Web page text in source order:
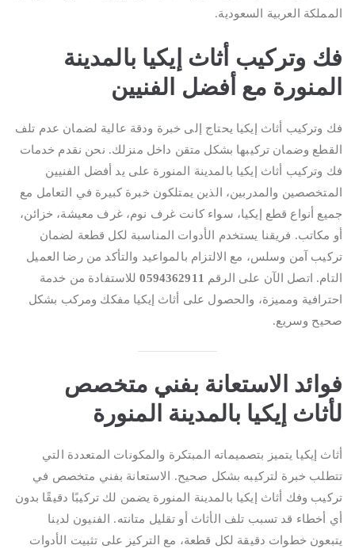
المملكة العربية السعودية.
فك وتركيب أثاث إيكيا بالمدينة
المنورة مع أفضل الفنيين
فك وتركيب أثاث إيكيا يحتاج إلى خبرة ودقة عالية لضمان عدم تلف
القطع وضمان تركيبها بشكل متقن داخل منزلك. نحن نقدم خدمات
فك وتركيب أثاث إيكيا بالمدينة المنورة على يد أفضل الفنيين
المتخصصين والمدربين، الذين يمتلكون خبرة كبيرة في التعامل مع
جميع أنواع قطع إيكيا، سواء كانت غرف نوم، غرف معيشة، خزائن،
أو مكاتب. فريقنا يستخدم الأدوات المناسبة لكل قطعة لضمان
تركيب آمن وسلس، مع الالتزام بالمواعيد والتأكد من رضا العميل
التام. اتصل الآن على الرقم 0594362911للاستفادة من خدمة
احترافية ومميزة، والحصول على أثاث إيكيا مفكك ومركب بشكل
صحيح وسريع.
فوائد الاستعانة بفني متخصص
لأثاث إيكيا بالمدينة المنورة
أثاث إيكيا يتميز بتصميماته المبتكرة والمكونات المتعددة التي
تتطلب خبرة لتركيبه بشكل صحيح. الاستعانة بفني متخصص في
تركيب وفك أثاث إيكيا بالمدينة المنورة يضمن لك تركيبًا دقيقًا بدون
أي أخطاء قد تسبب تلف الأثاث أو تقليل متانته. الفنيون لدينا
يتبعون خطوات دقيقة لكل قطعة، مع التركيز على تثبيت الأدوات